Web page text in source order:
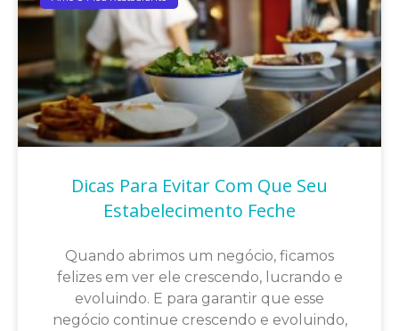
Dicas Para Evitar Com Que Seu
Estabelecimento Feche
Quando abrimos um negócio, ficamos
felizes em ver ele crescendo, lucrando e
evoluindo. E para garantir que esse
negócio continue crescendo e evoluindo,